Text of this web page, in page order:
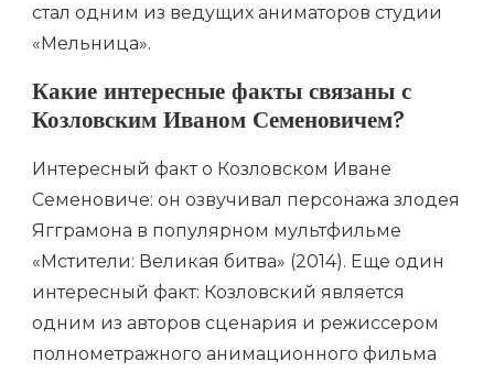
стал одним из ведущих аниматоров студии
«Мельница».
Какие интересные факты связаны с
Козловским Иваном Семеновичем?
Интересный факт о Козловском Иване
Семеновиче: он озвучивал персонажа злодея
Ягграмона в популярном мультфильме
«Мстители: Великая битва» (2014). Еще один
интересный факт: Козловский является
одним из авторов сценария и режиссером
полнометражного анимационного фильма